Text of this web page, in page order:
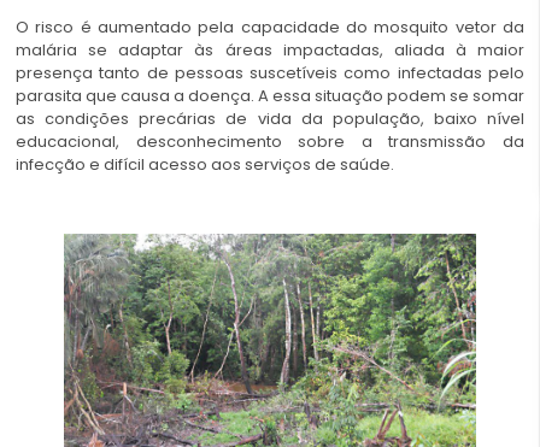
O risco é aumentado pela capacidade do mosquito vetor da
malária se adaptar às áreas impactadas, aliada à maior
presença tanto de pessoas suscetíveis como infectadas pelo
parasita que causa a doença. A essa situação podem se somar
as condições precárias de vida da população, baixo nível
educacional, desconhecimento sobre a transmissão da
infecção e difícil acesso aos serviços de saúde.